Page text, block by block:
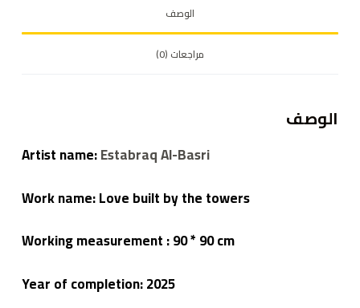
الوصف
مراجعات (0)
الوصف
Artist name:Estabraq Al-Basri
Work name: Love built by the towers
Working measurement : 90 * 90 cm
Year of completion:2025